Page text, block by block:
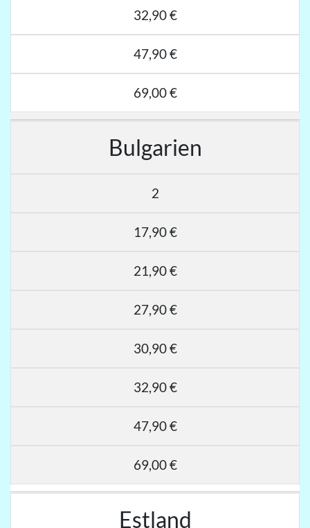
32,90 €
47,90 €
69,00 €
Bulgarien
2
17,90 €
21,90 €
27,90 €
30,90 €
32,90 €
47,90 €
69,00 €
Estland